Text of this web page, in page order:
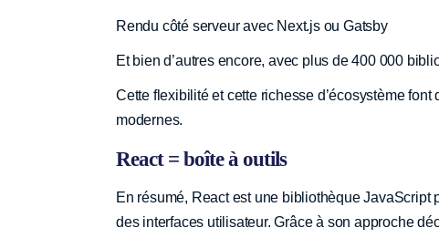
Rendu côté serveur avec Next.js ou Gatsby
Et bien d’autres encore, avec plus de 400 000
Cette flexibilité et cette richesse d’écosystème
modernes.
React = boîte à outils
En résumé, React est une bibliothèque
des interfaces utilisateur. Grâce à son approche